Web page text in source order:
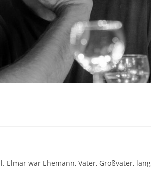
war Ehemann, Vater, Großvater,